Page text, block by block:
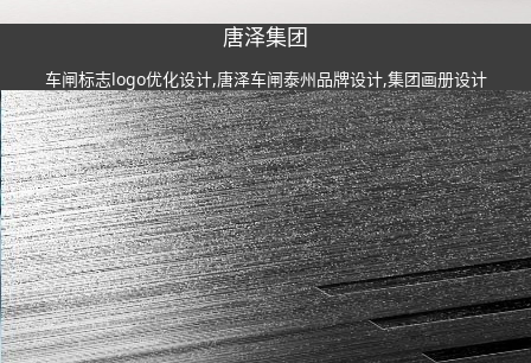
唐泽集团
车闸标志logo优化设计,唐泽车闸泰州品牌设计,集团画册设计